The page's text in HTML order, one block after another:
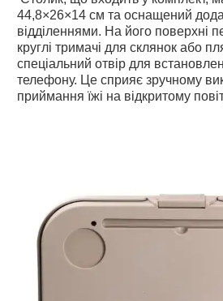
44,8×26×14 см та оснащений
відділеннями. На його поверхні
круглі тримачі для склянок або
спеціальний отвір для
телефону. Це сприяє зручному
приймання їжі на відкритому